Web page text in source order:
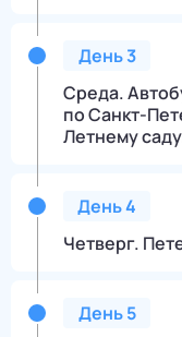
День3
Среда.
по Санкт-
Летнему
День4
Четверг.
День5